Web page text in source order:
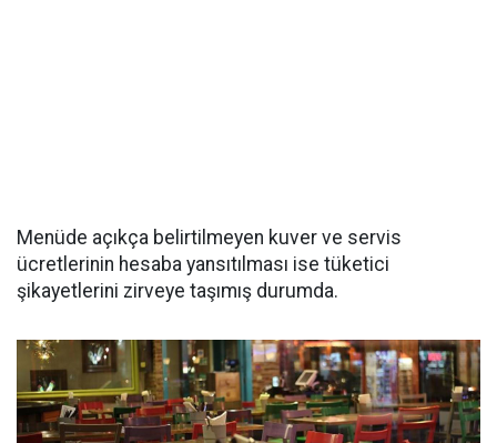
Menüde açıkça belirtilmeyen kuver ve servis
ücretlerinin hesaba yansıtılması ise tüketici
şikayetlerini zirveye taşımış durumda.